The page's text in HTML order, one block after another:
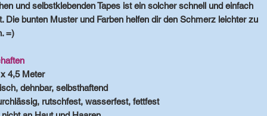
und selbstklebenden Tapes ist ein solcher schnell und einfach
Die bunten Muster und Farben helfen dir den Schmerz leichter zu
=)
4,5 Meter
dehnbar, selbsthaftend
rutschfest, wasserfest, fettfest